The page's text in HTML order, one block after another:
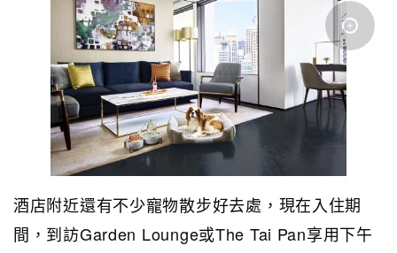
酒店附近還有不少寵物散步好去處，現在入住期
間，到訪Garden Lounge或The Tai Pan享用下午